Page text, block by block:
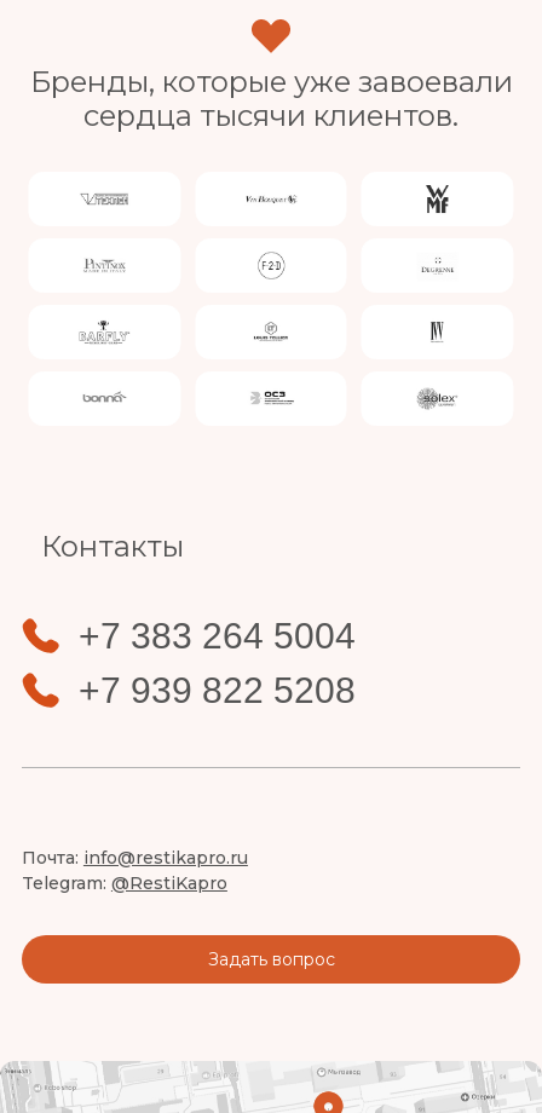
Бренды, которые уже завоевали
сердца тысячи клиентов.
Контакты
+7 383 264 5004
+7 939 822 5208
Почта: info@restikapro.ru
Telegram: @RestiKapro
Задать вопрос